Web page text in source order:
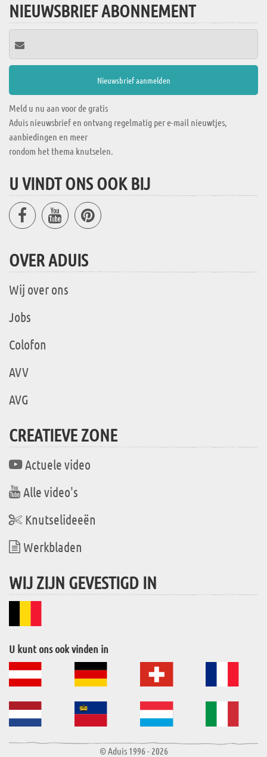
NIEUWSBRIEF ABONNEMENT
Meld u nu aan voor de gratis
Aduis nieuwsbrief en ontvang regelmatig per e-mail nieuwtjes,
aanbiedingen en meer
rondom het thema knutselen.
U VINDT ONS OOK BIJ
OVER ADUIS
Wij over ons
Jobs
Colofon
AVV
AVG
CREATIEVE ZONE
Actuele video
Alle video's
Knutselideeën
Werkbladen
WIJ ZIJN GEVESTIGD IN
U kunt ons ook vinden in
© Aduis 1996 - 2026